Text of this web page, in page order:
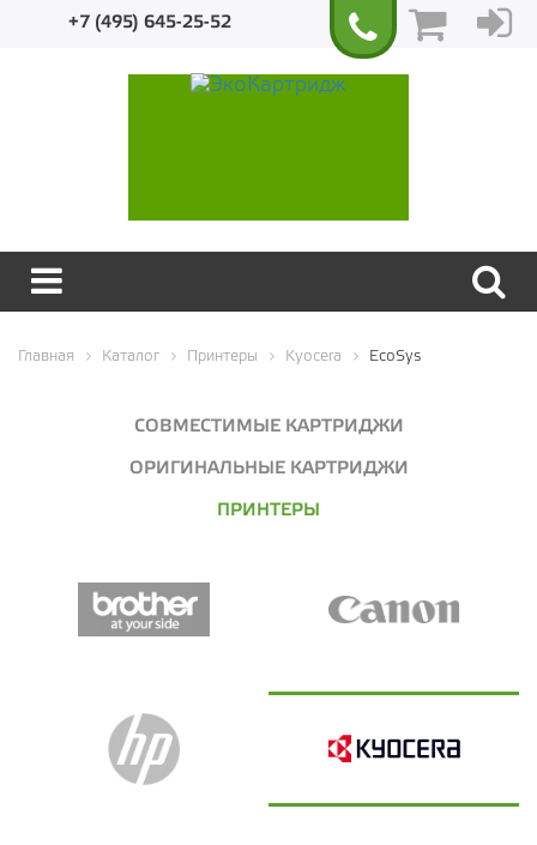
+7 (495) 645-25-52
Главная Каталог Принтеры Kyocera EcoSys
СОВМЕСТИМЫЕ КАРТРИДЖИ
ОРИГИНАЛЬНЫЕ КАРТРИДЖИ
ПРИНТЕРЫ